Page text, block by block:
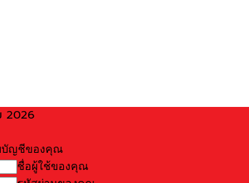
2026
บัญชีของคุณ
ชื่อผู้ใช้ของคุณ